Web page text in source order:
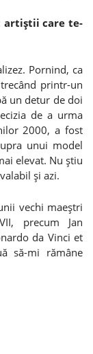
artiştii care te-
Pornind, ca
printr-un
un detur de doi
de a urma
2000, a fost
unui model
elevat. Nu ştiu
şi azi.
vechi maeştri
precum Jan
da Vinci et
să-mi rămâne